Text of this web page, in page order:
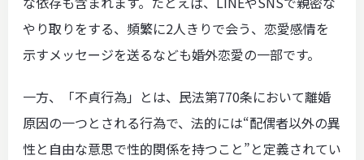
やり取りをする、頻繁に2人きりで会う、恋愛感情を
示すメッセージを送るなども婚外恋愛の一部です。
一方、「不貞行為」とは、民法第770条において離婚
原因の一つとされる行為で、法的には“配偶者以外の異
性と自由な意思で性的関係を持つこと”と定義されてい